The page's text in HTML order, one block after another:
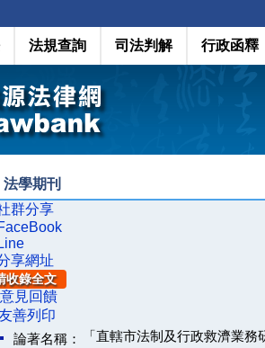
法規查詢 司法判解 行政函釋
法學期刊
群分享
Line
享網址
收錄全文
意見回饋
善列印
論著名稱： 「直轄市法制及行政救濟業務